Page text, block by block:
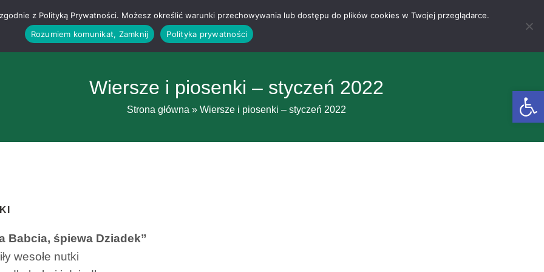
Wiersze i piosenki – styczeń 2022
Strona główna » Wiersze i piosenki – styczeń 2022
Babcia, śpiewa Dziadek”
wesołe nutki
z Polityką Prywatności. Możesz określić warunki przechowywania lub dostępu do plików cookies w Twojej przeglądarce.
Rozumiem komunikat, Zamknij
Polityka prywatności